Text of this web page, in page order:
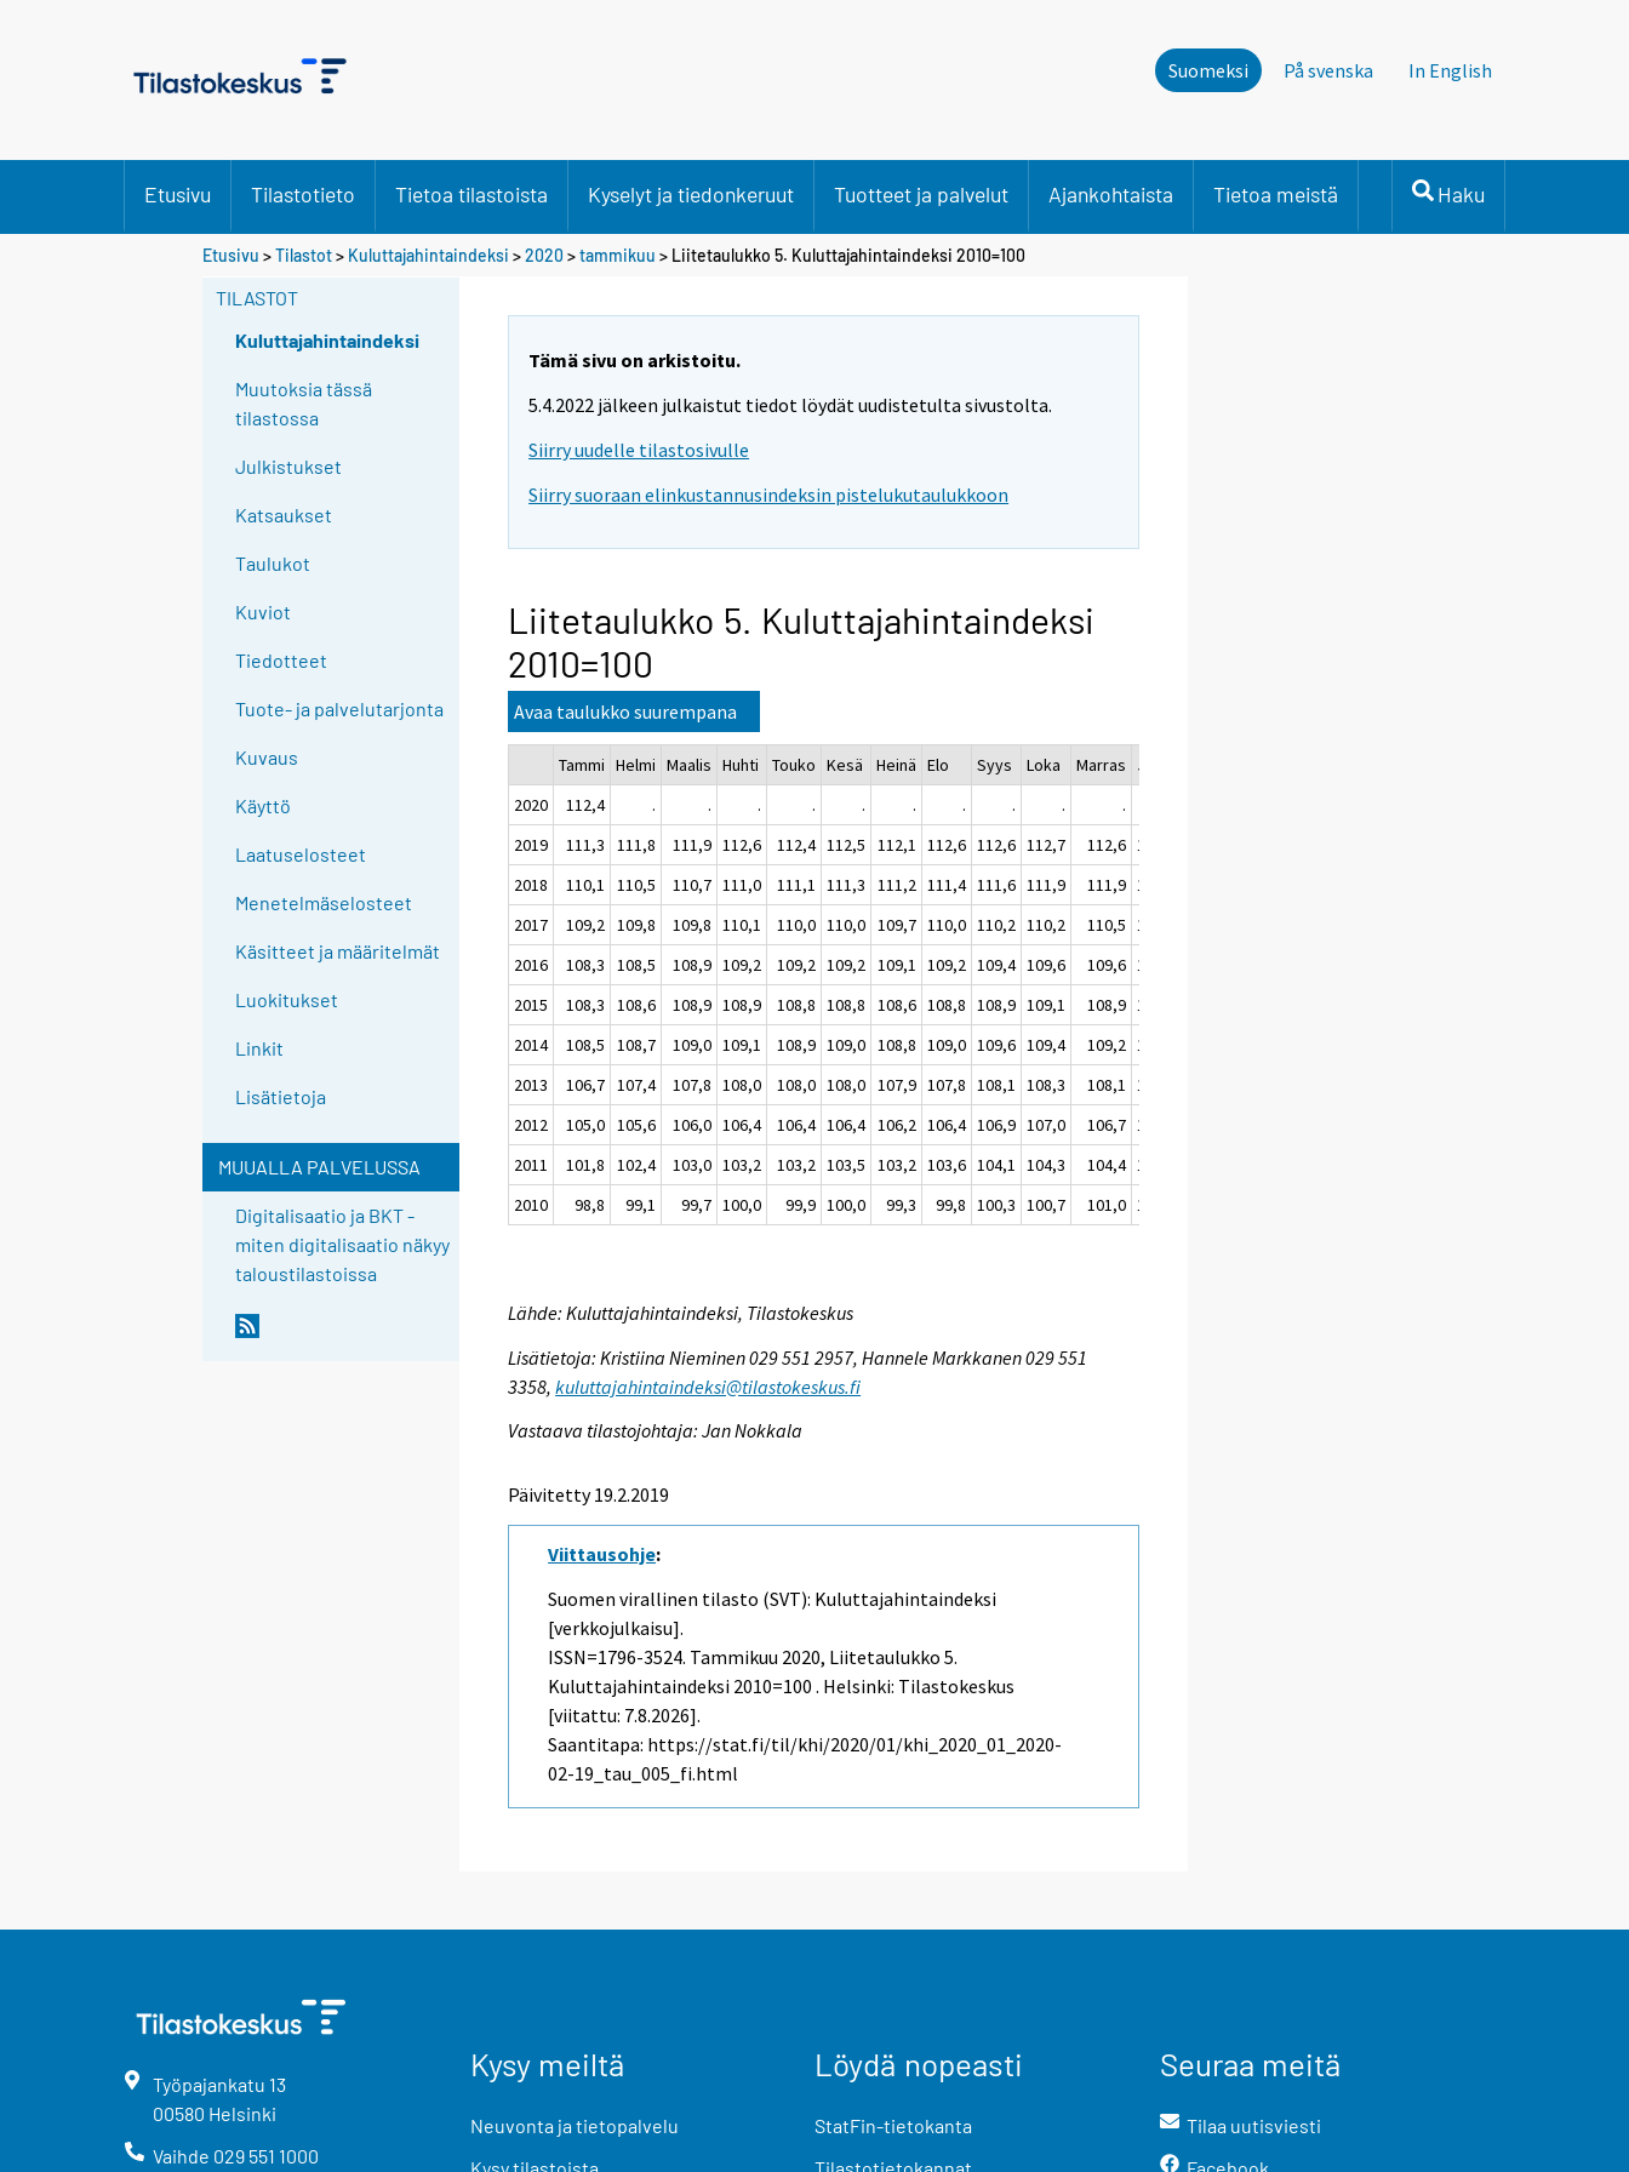
Suomeksi På svenska In English
Etusivu Tilastotieto Tietoa tilastoista Kyselyt ja tiedonkeruut Tuotteet ja palvelut Ajankohtaista Tietoa meistä Haku
Etusivu >Tilastot> Kuluttajahintaindeksi >2020 >tammikuu > Liitetaulukko 5. Kuluttajahintaindeksi 2010=100
TILASTOT
Kuluttajahintaindeksi
Muutoksia tässä
tilastossa
Julkistukset
Katsaukset
Taulukot
Kuviot
Tiedotteet
Tuote- ja palvelutarjonta
Kuvaus
Käyttö
Laatuselosteet
Menetelmäselosteet
Käsitteet ja määritelmät
Luokitukset
Linkit
Lisätietoja
MUUALLA PALVELUSSA
Digitalisaatio ja BKT -
miten digitalisaatio näkyy
taloustilastoissa
Tämä sivu on arkistoitu.
5.4.2022 jälkeen julkaistut tiedot löydät uudistetulta sivustolta.
Siirry uudelle tilastosivulle
Siirry suoraan elinkustannusindeksin pistelukutaulukkoon
Liitetaulukko 5. Kuluttajahintaindeksi
2010=100
Avaa taulukko suurempana
Tammi Helmi Maalis Huhti Touko Kesä Heinä Elo Syys Loka Marras Joulu
2020
112,4 . . . . . . . . . .
2019
111,3 111,8 111,9 112,6 112,4 112,5 112,1 112,6 112,6 112,7 112,6 112,8
2018
110,1 110,5 110,7 111,0 111,1 111,3 111,2 111,4 111,6 111,9 111,9 111,7
2017
109,2 109,8 109,8 110,1 110,0 110,0 109,7 110,0 110,2 110,2 110,5 110,4
2016
108,3 108,5 108,9 109,2 109,2 109,2 109,1 109,2 109,4 109,6 109,6 109,9
2015
108,3 108,6 108,9 108,9 108,8 108,8 108,6 108,8 108,9 109,1 108,9 108,8
2014
108,5 108,7 109,0 109,1 108,9 109,0 108,8 109,0 109,6 109,4 109,2 109,0
2013
106,7 107,4 107,8 108,0 108,0 108,0 107,9 107,8 108,1 108,3 108,1 108,5
2012
105,0 105,6 106,0 106,4 106,4 106,4 106,2 106,4 106,9 107,0 106,7 106,8
2011
101,8 102,4 103,0 103,2 103,2 103,5 103,2 103,6 104,1 104,3 104,4 104,4
2010
98,8 99,1 99,7 100,0 99,9 100,0 99,3 99,8 100,3 100,7 101,0 101,4
Lähde: Kuluttajahintaindeksi, Tilastokeskus
Lisätietoja: Kristiina Nieminen 029 551 2957, Hannele Markkanen 029 551
3358,kuluttajahintaindeksi@tilastokeskus.fi
Vastaava tilastojohtaja: Jan Nokkala
Päivitetty 19.2.2019
Viittausohje:
Suomen virallinen tilasto (SVT): Kuluttajahintaindeksi
[verkkojulkaisu].
ISSN=1796-3524. Tammikuu 2020, Liitetaulukko 5.
Kuluttajahintaindeksi 2010=100 . Helsinki: Tilastokeskus
[viitattu: 7.8.2026].
Saantitapa: https://stat.fi/til/khi/2020/01/khi_2020_01_2020-
02-19_tau_005_fi.html
Työpajankatu 13
00580 Helsinki
Vaihde 029 551 1000
Kysy meiltä
Neuvonta ja tietopalvelu
Kysy tilastoista
Löydä nopeasti
StatFin-tietokanta
Tilastotietokannat
Seuraa meitä
Tilaa uutisviesti
Facebook